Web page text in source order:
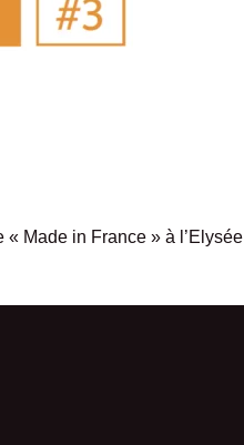
Made in France » à l’Elysée